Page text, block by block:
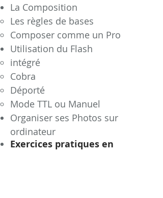
La Composition
Les règles de bases
Composer comme un Pro
Utilisation du Flash
intégré
Cobra
Déporté
Mode TTL ou Manuel
Organiser ses Photos sur
ordinateur
Exercices pratiques en